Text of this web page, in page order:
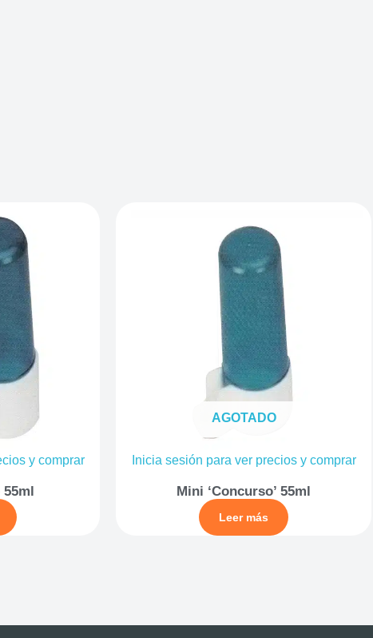
y comprar
AGOTADO
Inicia sesión para ver precios y comprar
Mini ‘Concurso’ 55ml
Leer más